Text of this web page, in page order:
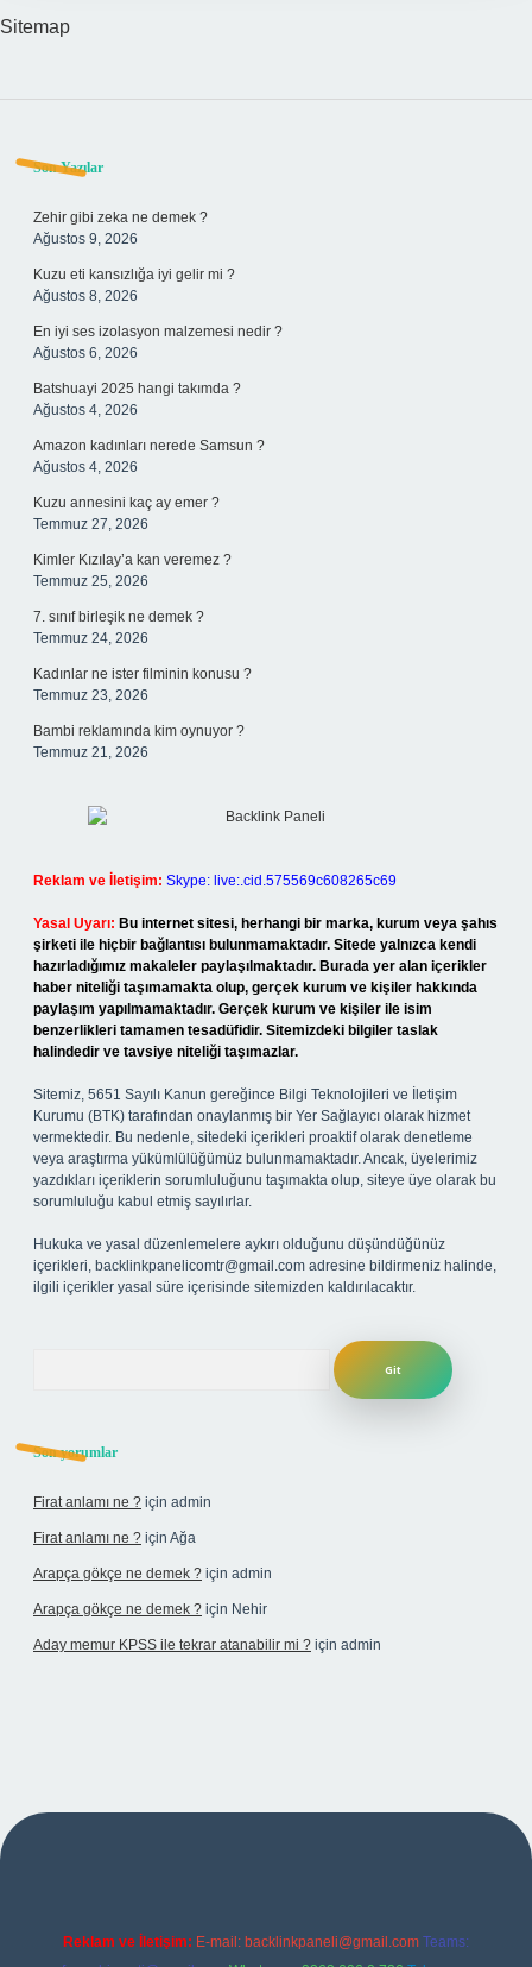
Sitemap
Sidebar
Son Yazılar
Zehir gibi zeka ne demek ?
Ağustos 9, 2026
Kuzu eti kansızlığa iyi gelir mi ?
Ağustos 8, 2026
En iyi ses izolasyon malzemesi nedir ?
Ağustos 6, 2026
Batshuayi 2025 hangi takımda ?
Ağustos 4, 2026
Amazon kadınları nerede Samsun ?
Ağustos 4, 2026
Kuzu annesini kaç ay emer ?
Temmuz 27, 2026
Kimler Kızılay’a kan veremez ?
Temmuz 25, 2026
7. sınıf birleşik ne demek ?
Temmuz 24, 2026
Kadınlar ne ister filminin konusu ?
Temmuz 23, 2026
Bambi reklamında kim oynuyor ?
Temmuz 21, 2026
Reklam ve İletişim: Skype: live:.cid.575569c608265c69
Yasal Uyarı: Bu internet sitesi, herhangi bir marka, kurum veya şahıs
şirketi ile hiçbir bağlantısı bulunmamaktadır. Sitede yalnızca kendi
hazırladığımız makaleler paylaşılmaktadır. Burada yer alan içerikler
haber niteliği taşımamakta olup, gerçek kurum ve kişiler hakkında
paylaşım yapılmamaktadır. Gerçek kurum ve kişiler ile isim
benzerlikleri tamamen tesadüfidir. Sitemizdeki bilgiler taslak
halindedir ve tavsiye niteliği taşımazlar.
Sitemiz, 5651 Sayılı Kanun gereğince Bilgi Teknolojileri ve İletişim
Kurumu (BTK) tarafından onaylanmış bir Yer Sağlayıcı olarak hizmet
vermektedir. Bu nedenle, sitedeki içerikleri proaktif olarak denetleme
veya araştırma yükümlülüğümüz bulunmamaktadır. Ancak, üyelerimiz
yazdıkları içeriklerin sorumluluğunu taşımakta olup, siteye üye olarak bu
sorumluluğu kabul etmiş sayılırlar.
Hukuka ve yasal düzenlemelere aykırı olduğunu düşündüğünüz
içerikleri, backlinkpanelicomtr@gmail.com adresine bildirmeniz halinde,
ilgili içerikler yasal süre içerisinde sitemizden kaldırılacaktır.
Son yorumlar
Firat anlamı ne ? için admin
Firat anlamı ne ? için Ağa
Arapça gökçe ne demek ? için admin
Arapça gökçe ne demek ? için Nehir
Aday memur KPSS ile tekrar atanabilir mi ? için admin
yeni giriş adresi
Reklam ve İletişim: E-mail: backlinkpaneli@gmail.com Teams: